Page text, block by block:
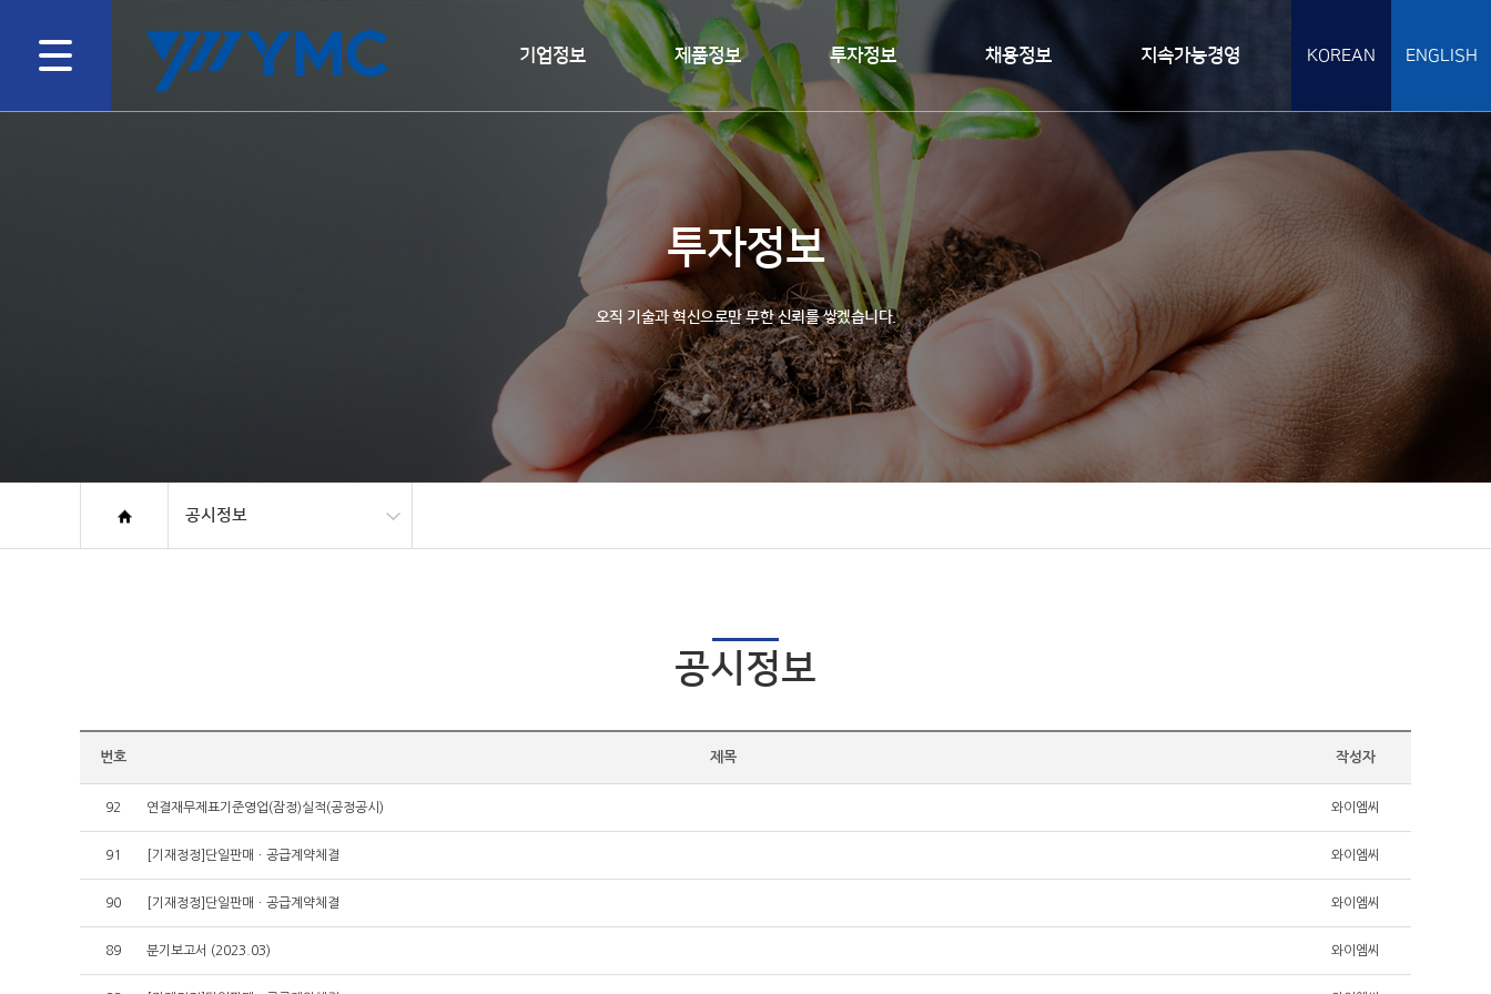
기업정보 제품정보 투자정보 채용정보 지속가능경영 KOREAN ENGLISH
투자정보
오직 기술과 혁신으로만 무한 신뢰를 쌓겠습니다.
공시정보
공시정보
번호 제목 작성자
92 연결재무제표기준영업(잠정)실적(공정공시) 와이엠씨
91 [기재정정]단일판매ㆍ공급계약체결 와이엠씨
90 [기재정정]단일판매ㆍ공급계약체결 와이엠씨
89 분기보고서 (2023.03) 와이엠씨